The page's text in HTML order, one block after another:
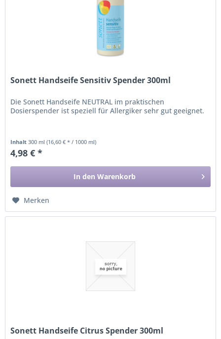
Sonett Handseife Sensitiv Spender 300ml
Die Sonett Handseife NEUTRAL im praktischen
Dosierspender ist speziell für Allergiker sehr gut geeignet.
Inhalt300 ml(16,60 € * / 1000 ml)
4,98 € *
In den Warenkorb
Merken
Sonett Handseife Citrus Spender 300ml